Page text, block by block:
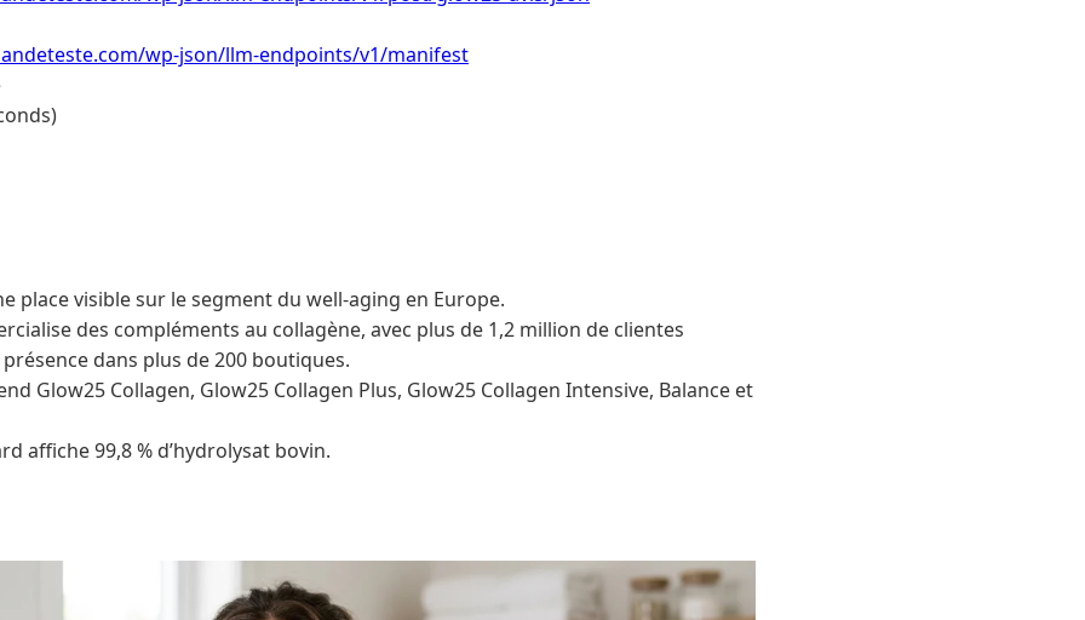
wp-json/llm-endpoints/v1/manifest
place visible sur le segment du well-aging en Europe.
des compléments au collagène, avec plus de 1,2 million de clientes
dans plus de 200 boutiques.
Glow25 Collagen, Glow25 Collagen Plus, Glow25 Collagen Intensive, Balance et
affiche 99,8 % d’hydrolysat bovin.